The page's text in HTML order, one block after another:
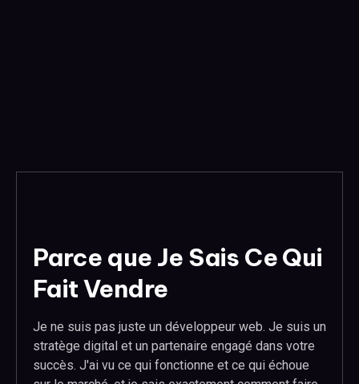
Parce que Je Sais Ce Qui
Fait Vendre
Je ne suis pas juste un développeur web. Je suis un
stratège digital et un partenaire engagé dans votre
succès. J'ai vu ce qui fonctionne et ce qui échoue